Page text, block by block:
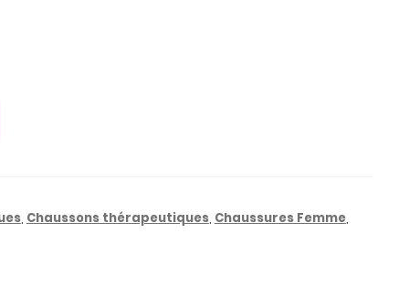
, Chaussons thérapeutiques, Chaussures Femme,